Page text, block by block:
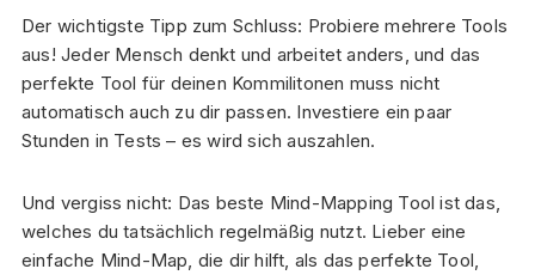
Der wichtigste Tipp zum Schluss: Probiere mehrere Tools
aus! Jeder Mensch denkt und arbeitet anders, und das
perfekte Tool für deinen Kommilitonen muss nicht
automatisch auch zu dir passen. Investiere ein paar
Stunden in Tests – es wird sich auszahlen.
Und vergiss nicht: Das beste Mind-Mapping Tool ist das,
welches du tatsächlich regelmäßig nutzt. Lieber eine
einfache Mind-Map, die dir hilft, als das perfekte Tool,